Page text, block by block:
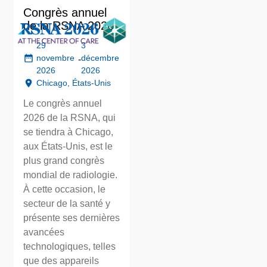
Congrès annuel
de la RSNA 2026
29
novembre
2026
-
3
décembre
2026
Chicago, États-Unis
Le congrès annuel
2026 de la RSNA, qui
se tiendra à Chicago,
aux États-Unis, est le
plus grand congrès
mondial de radiologie.
À cette occasion, le
secteur de la santé y
présente ses dernières
avancées
technologiques, telles
que des appareils